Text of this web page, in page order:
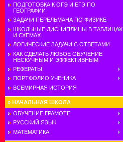
ПОДГОТОВКА К ОГЭ И ЕГЭ ПО
ГЕОГРАФИИ
ЗАДАЧИ ПЕРЕЛЬМАНА ПО ФИЗИКЕ
ШКОЛЬНЫЕ ДИСЦИПЛИНЫ В ТАБЛИЦАХ
И СХЕМАХ
ЛОГИЧЕСКИЕ ЗАДАЧИ С ОТВЕТАМИ
КАК СДЕЛАТЬ ЛЮБОЕ ОБУЧЕНИЕ
НЕСКУЧНЫМ И ЭФФЕКТИВНЫМ
РЕФЕРАТЫ
ПОРТФОЛИО УЧЕНИКА
ВСЕМИРНАЯ ИСТОРИЯ
» НАЧАЛЬНАЯ ШКОЛА
ОБУЧЕНИЕ ГРАМОТЕ
РУССКИЙ ЯЗЫК
МАТЕМАТИКА